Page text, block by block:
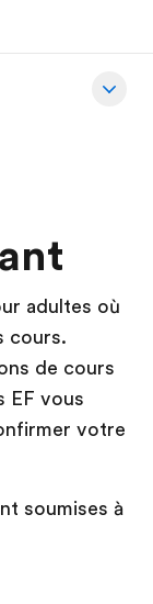
adultes où
cours.
de cours
EF vous
votre
soumises à